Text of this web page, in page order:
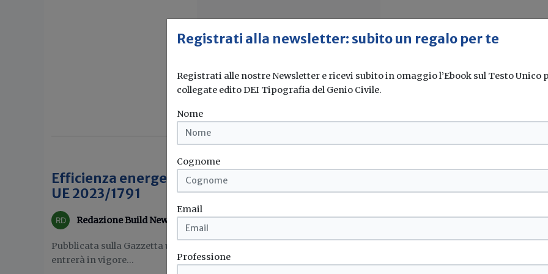
Efficienza energetica, pubblicata la nuova Direttiva
UE 2023/1791
Redazione Build News
Pubblicata sulla Gazzetta ufficiale dell’Unione europea, la nuova Direttiva
entrerà in vigore...
Registrati alla newsletter: subito un regalo per te
Registrati alle nostre Newsletter e ricevi subito in omaggio l’Ebook sul Testo Unico
collegate edito DEI Tipografia del Genio Civile.
Nome
Cognome
Email
Professione